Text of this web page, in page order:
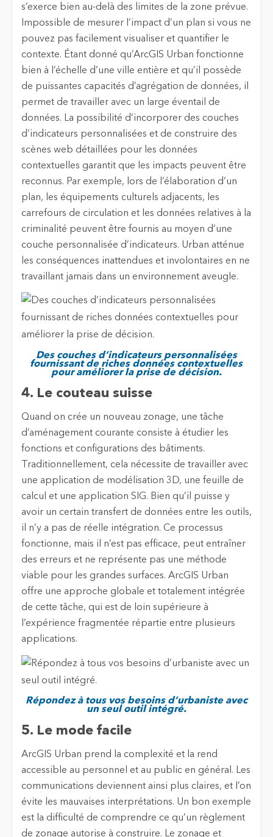
s’exerce bien au-delà des limites de la zone prévue.
Impossible de mesurer l’impact d’un plan si vous ne
pouvez pas facilement visualiser et quantifier le
contexte. Étant donné qu’ArcGIS Urban fonctionne
bien à l’échelle d’une ville entière et qu’il possède
de puissantes capacités d’agrégation de données, il
permet de travailler avec un large éventail de
données. La possibilité d’incorporer des couches
d’indicateurs personnalisées et de construire des
scènes web détaillées pour les données
contextuelles garantit que les impacts peuvent être
reconnus. Par exemple, lors de l’élaboration d’un
plan, les équipements culturels adjacents, les
carrefours de circulation et les données relatives à la
criminalité peuvent être fournis au moyen d’une
couche personnalisée d’indicateurs. Urban atténue
les conséquences inattendues et involontaires en ne
travaillant jamais dans un environnement aveugle.
Des couches d’indicateurs personnalisées
fournissant de riches données contextuelles
pour améliorer la prise de décision.
4. Le couteau suisse
Quand on crée un nouveau zonage, une tâche
d’aménagement courante consiste à étudier les
fonctions et configurations des bâtiments.
Traditionnellement, cela nécessite de travailler avec
une application de modélisation 3D, une feuille de
calcul et une application SIG. Bien qu’il puisse y
avoir un certain transfert de données entre les outils,
il n’y a pas de réelle intégration. Ce processus
fonctionne, mais il n’est pas efficace, peut entraîner
des erreurs et ne représente pas une méthode
viable pour les grandes surfaces. ArcGIS Urban
offre une approche globale et totalement intégrée
de cette tâche, qui est de loin supérieure à
l’expérience fragmentée répartie entre plusieurs
applications.
Répondez à tous vos besoins d’urbaniste avec
un seul outil intégré.
5. Le mode facile
ArcGIS Urban prend la complexité et la rend
accessible au personnel et au public en général. Les
communications deviennent ainsi plus claires, et l’on
évite les mauvaises interprétations. Un bon exemple
est la difficulté de comprendre ce qu’un règlement
de zonage autorise à construire. Le zonage et